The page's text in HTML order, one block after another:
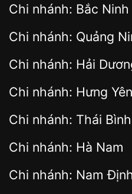
Chi nhánh: Bắc Ninh
Chi nhánh: Quảng
Chi nhánh: Hải
Chi nhánh: Hưng Yên
Chi nhánh: Thái Bình
Chi nhánh: Hà Nam
Chi nhánh: Nam Định